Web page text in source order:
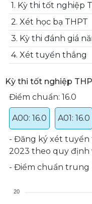
1. Kỳ thi tốt nghiệp
2. Xét học bạ THPT
3. Kỳ thi đánh giá
4. Xét tuyển thẳng
Kỳ thi tốt nghiệp
Điểm chuẩn: 16.0
A00: 16.0 A01: 16.0
​- Đăng ký xét tuyển
2023 theo quy định
- Điểm chuẩn trung
20